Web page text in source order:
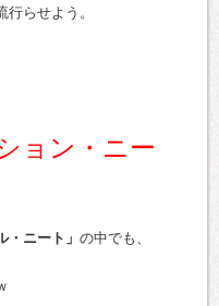
らせよう。
ョン・ニー
・ニート」 の中でも、